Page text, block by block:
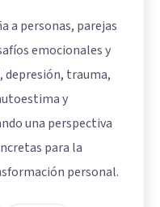
a personas, parejas
emocionales y
depresión, trauma,
y
una perspectiva
para la
personal.